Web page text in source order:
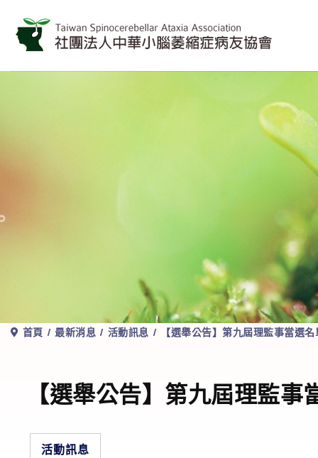
首頁 最新消息 活動訊息 【選舉公告】第九屆理監事當選名
【選舉公告】第九屆理監事
活動訊息